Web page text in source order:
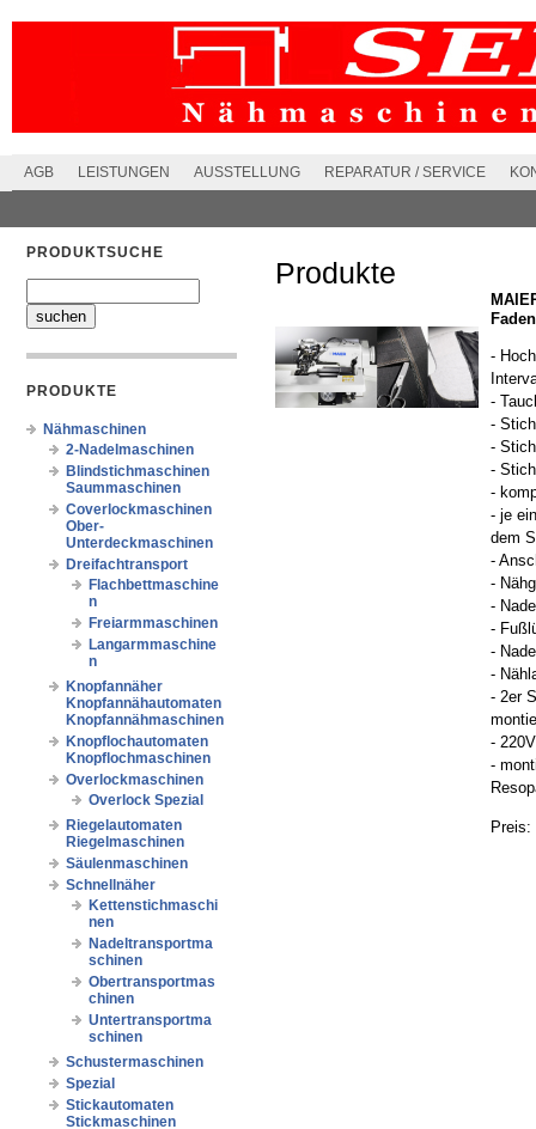
AGB LEISTUNGEN AUSSTELLUNG REPARATUR / SERVICE
PRODUKTSUCHE
PRODUKTE
Nähmaschinen
2-Nadelmaschinen
Blindstichmaschinen
Saummaschinen
Coverlockmaschinen
Ober-
Unterdeckmaschinen
Dreifachtransport
Flachbettmaschine
n
Freiarmmaschinen
Langarmmaschine
n
Knopfannäher
Knopfannähautomaten
Knopfannähmaschinen
Knopflochautomaten
Knopflochmaschinen
Overlockmaschinen
Overlock Spezial
Riegelautomaten
Riegelmaschinen
Säulenmaschinen
Schnellnäher
Kettenstichmaschi
nen
Nadeltransportma
schinen
Obertransportmas
chinen
Untertransportma
schinen
Schustermaschinen
Spezial
Stickautomaten
Stickmaschinen
Produkte
-
-
-
-
-
-
- je
dem
-
-
-
-
-
-
- 2er
-
-
Preis: